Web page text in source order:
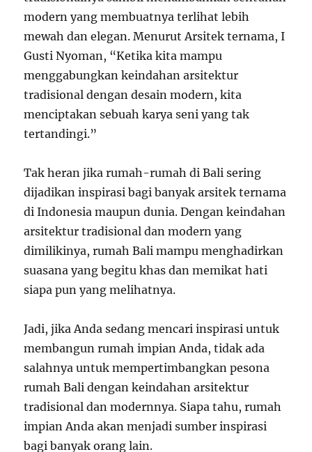
modern yang membuatnya terlihat lebih
mewah dan elegan. Menurut Arsitek ternama, I
Gusti Nyoman, “Ketika kita mampu
menggabungkan keindahan arsitektur
tradisional dengan desain modern, kita
menciptakan sebuah karya seni yang tak
tertandingi.”
Tak heran jika rumah-rumah di Bali sering
dijadikan inspirasi bagi banyak arsitek ternama
di Indonesia maupun dunia. Dengan keindahan
arsitektur tradisional dan modern yang
dimilikinya, rumah Bali mampu menghadirkan
suasana yang begitu khas dan memikat hati
siapa pun yang melihatnya.
Jadi, jika Anda sedang mencari inspirasi untuk
membangun rumah impian Anda, tidak ada
salahnya untuk mempertimbangkan pesona
rumah Bali dengan keindahan arsitektur
tradisional dan modernnya. Siapa tahu, rumah
impian Anda akan menjadi sumber inspirasi
bagi banyak orang lain.